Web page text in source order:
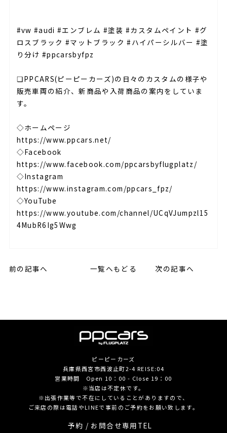
#vw #audi #エンブレム #塗装 #カスタムペイント #グ
ロスブラック #マットブラック #ハイパーシルバー #塗
り分け #ppcarsbyfpz
❏PPCARS(ピーピーカーズ)の日々のカスタムの様子や
販売車両の紹介、新商品や入荷商品の案内をしていま
す。
◇ホームページ
https://www.ppcars.net/
◇Facebook
https://www.facebook.com/ppcarsbyflugplatz/
◇Instagram
https://www.instagram.com/ppcars_fpz/
◇YouTube
https://www.youtube.com/channel/UCqVJumpzl15
4MubR6Ig5Wwg
前の記事へ 次の記事へ
一覧へもどる
ピーピーカーズ
兵庫県西宮市西波止町2-4 REISE:04
営業時間 Open 10：00 - Close 19：00
※当店は不定休です。
※出張作業等で不在にしていることがありますので、
ご来店の際は電話やLINEで事前のご予約をお願い致します。
予約 / お問合せ専用TEL